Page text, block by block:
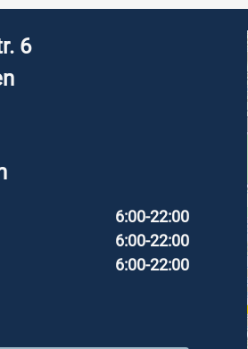
6
6:00-22:00
6:00-22:00
6:00-22:00